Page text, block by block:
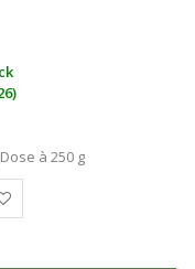
à 250 g